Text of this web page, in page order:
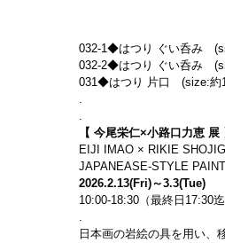
032-1◆はつり ぐい呑み　
032-2◆はつり ぐい呑み　
031◆はつり 片口　(size:約
.
.
【 今尾栄仁×小路口力恵 展
EIJI IMAO × RIKIE
JAPANEASE-STYLE
2026.2.13(Fri)～3.3(Tue)
10:00-18:30（最終日17:30
.
日本画の岩絵の具を用い、